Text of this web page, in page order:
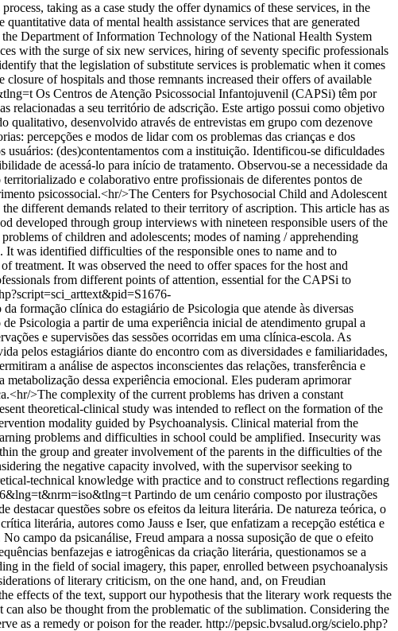
taking as a case study the offer dynamics of these services, in the
data of mental health assistance services that are generated
Department of Information Technology of the National Health System
with the surge of six new services, hiring of seventy specific professionals
that the legislation of substitute services is problematic when it comes
of hospitals and those remnants increased their offers of available
Os Centros de Atenção Psicossocial Infantojuvenil (CAPSi) têm por
relacionadas a seu território de adscrição. Este artigo possui como objetivo
qualitativo, desenvolvido através de entrevistas em grupo com dezenove
percepções e modos de lidar com os problemas das crianças e dos
(des)contentamentos com a instituição. Identificou-se dificuldades
de acessá-lo para início de tratamento. Observou-se a necessidade da
e colaborativo entre profissionais de diferentes pontos de
psicossocial.<hr/>The Centers for Psychosocial Child and Adolescent
different demands related to their territory of ascription. This article has as
developed through group interviews with nineteen responsible users of the
of children and adolescents; modes of naming / apprehending
was identified difficulties of the responsible ones to name and to
It was observed the need to offer spaces for the host and
from different points of attention, essential for the CAPSi to
formação clínica do estagiário de Psicologia que atende às diversas
Psicologia a partir de uma experiência inicial de atendimento grupal a
e supervisões das sessões ocorridas em uma clínica-escola. As
pelos estagiários diante do encontro com as diversidades e familiaridades,
a análise de aspectos inconscientes das relações, transferência e
dessa experiência emocional. Eles puderam aprimorar
>The complexity of the current problems has driven a constant
theoretical-clinical study was intended to reflect on the formation of the
modality guided by Psychoanalysis. Clinical material from the
problems and difficulties in school could be amplified. Insecurity was
the group and greater involvement of the parents in the difficulties of the
the negative capacity involved, with the supervisor seeking to
technical knowledge with practice and to construct reflections regarding
Partindo de um cenário composto por ilustrações
destacar questões sobre os efeitos da leitura literária. De natureza teórica, o
literária, autores como Jauss e Iser, que enfatizam a recepção estética e
campo da psicanálise, Freud ampara a nossa suposição de que o efeito
benfazejas e iatrogênicas da criação literária, questionamos se a
in the field of social imagery, this paper, enrolled between psychoanalysis
of literary criticism, on the one hand, and, on Freudian
effects of the text, support our hypothesis that the literary work requests the
also be thought from the problematic of the sublimation. Considering the
as a remedy or poison for the reader. http://pepsic.bvsalud.org/scielo.php?